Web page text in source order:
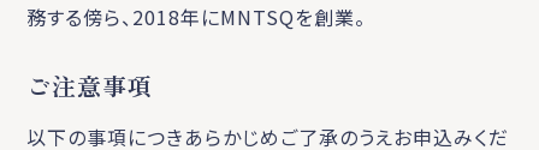
務する傍ら、2018年にMNTSQを創業。
ご注意事項
以下の事項につきあらかじめご了承のうえお申込みくだ